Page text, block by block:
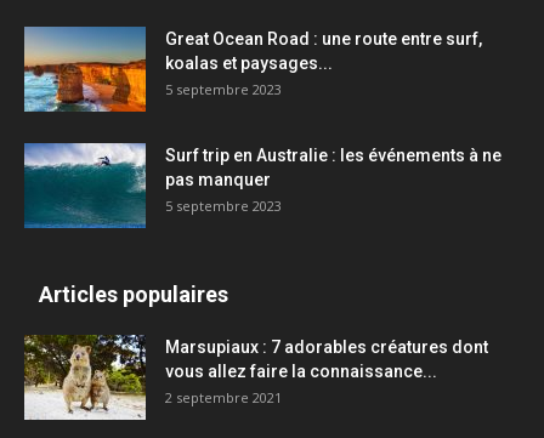
Great Ocean Road : une route entre surf,
koalas et paysages...
5 septembre 2023
Surf trip en Australie : les événements à ne
pas manquer
5 septembre 2023
Articles populaires
Marsupiaux : 7 adorables créatures dont
vous allez faire la connaissance...
2 septembre 2021